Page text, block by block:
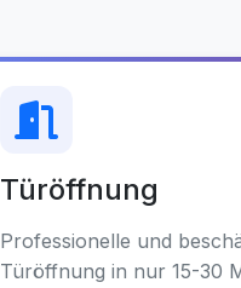
Türöffnung
Professionelle und
Türöffnung in nur 15-30